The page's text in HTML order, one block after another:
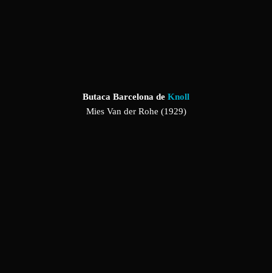
Butaca Barcelona de Knoll
Mies Van der Rohe (1929)